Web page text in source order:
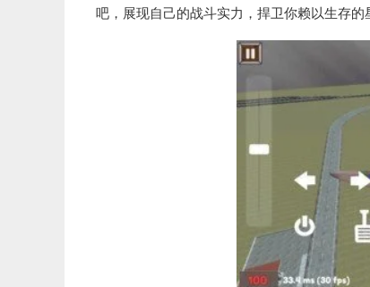
吧，展现自己的战斗实力，捍卫你赖以生存的